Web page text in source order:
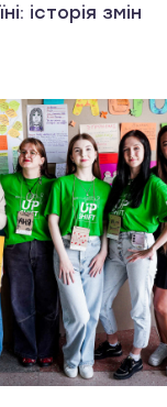
історія змін